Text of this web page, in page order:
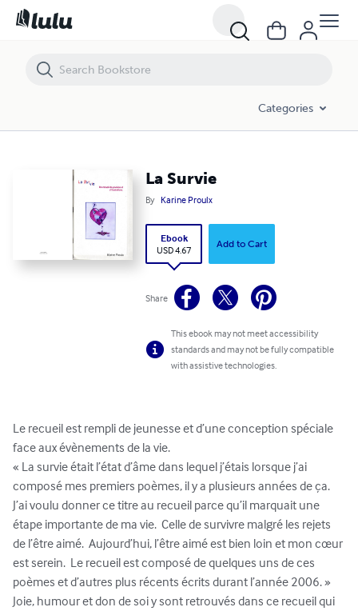
Categories
La Survie
By Karine Proulx
Ebook
USD 4.67
Add to Cart
Share
This ebook may not meet accessibility
standards and may not be fully compatible
with assistive technologies.
Le recueil est rempli de jeunesse et d’une conception spéciale
face aux évènements de la vie.
« La survie était l’état d’âme dans lequel j’étais lorsque j’ai
composé mes premiers poèmes, il y a plusieurs années de ça.
J’ai voulu donner ce titre au recueil parce qu’il marquait une
étape importante de ma vie.  Celle de survivre malgré les rejets
de l’être aimé.  Aujourd’hui, l’être aimé est bien loin et mon cœur
est serein.  Le recueil est composé de quelques uns de ces
poèmes et d’autres plus récents écrits durant l’année 2006. »
Joie, humour et don de soi y sont retrouvés dans ce recueil qui
La Survie